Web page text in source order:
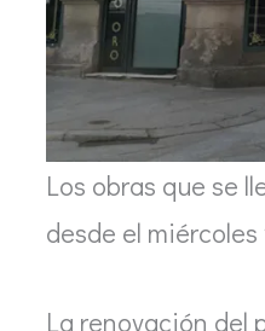
Los obras que se
desde el
La renovación del